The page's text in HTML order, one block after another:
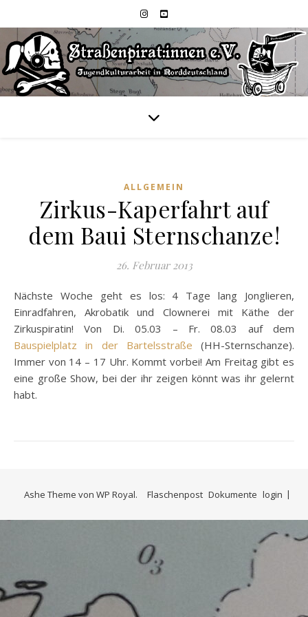
ALLGEMEIN
Zirkus-Kaperfahrt auf
dem Baui Sternschanze!
26. Februar 2013
Nächste Woche geht es los: 4 Tage lang Jonglieren,
Einradfahren, Akrobatik und Clownerei mit Käthe der
Zirkuspiratin! Von Di. 05.03 – Fr. 08.03 auf dem
Bauspielplatz in der Bartelsstraße (HH-Sternschanze).
Immer von 14 – 17 Uhr. Kommt vorbei! Am Freitag gibt es
eine große Show, bei der ihr zeigen könnt was ihr gelernt
habt.
Flaschenpost Dokumente login
Ashe Theme von WP Royal.